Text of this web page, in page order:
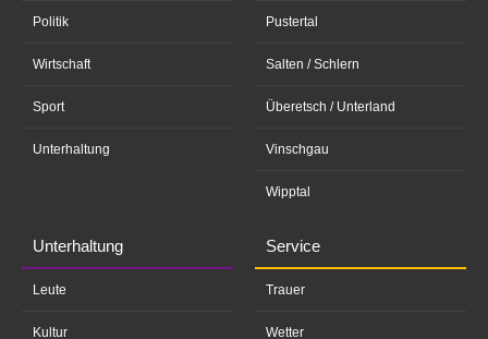
Politik
Wirtschaft
Sport
Unterhaltung
Pustertal
Salten / Schlern
Überetsch / Unterland
Vinschgau
Wipptal
Unterhaltung
Leute
Kultur
Service
Trauer
Wetter